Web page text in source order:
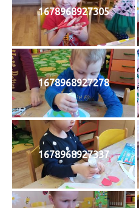
1678968927305
1678968927278
1678968927337